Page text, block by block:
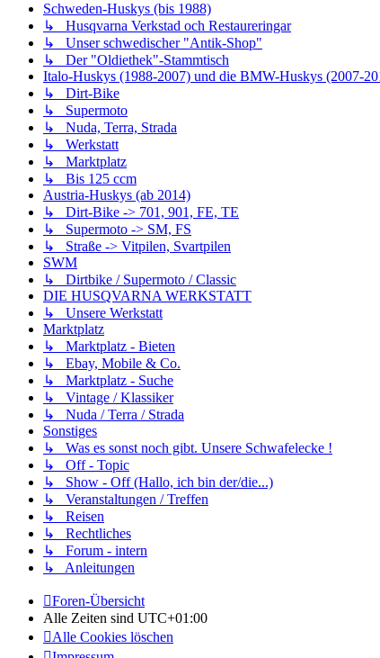
Schweden-Huskys (bis 1988)
↳ Husqvarna Verkstad och Restaureringar
↳ Unser schwedischer "Antik-Shop"
↳ Der "Oldiethek"-Stammtisch
Italo-Huskys (1988-2007) und die BMW-Huskys (2007-
↳ Dirt-Bike
↳ Supermoto
↳ Nuda, Terra, Strada
↳ Werkstatt
↳ Marktplatz
↳ Bis 125 ccm
Austria-Huskys (ab 2014)
↳ Dirt-Bike -> 701, 901, FE, TE
↳ Supermoto -> SM, FS
↳ Straße -> Vitpilen, Svartpilen
SWM
↳ Dirtbike / Supermoto / Classic
DIE HUSQVARNA WERKSTATT
↳ Unsere Werkstatt
Marktplatz
↳ Marktplatz - Bieten
↳ Ebay, Mobile & Co.
↳ Marktplatz - Suche
↳ Vintage / Klassiker
↳ Nuda / Terra / Strada
Sonstiges
↳ Was es sonst noch gibt. Unsere Schwafelecke !
↳ Off - Topic
↳ Show - Off (Hallo, ich bin der/die...)
↳ Veranstaltungen / Treffen
↳ Reisen
↳ Rechtliches
↳ Forum - intern
↳ Anleitungen
Foren-Übersicht
Alle Zeiten sind UTC+01:00
Alle Cookies löschen